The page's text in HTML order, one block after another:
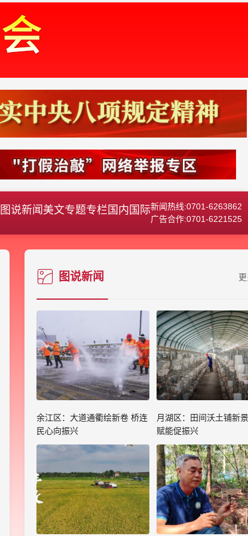
图说新闻 美文专题专栏 国内国际新闻热线:0701-6263862
广告合作:0701-6221525
图说新闻
余江区：大道通衢绘新卷 桥连
民心向振兴
月湖区：田间沃土铺新
赋能促振兴